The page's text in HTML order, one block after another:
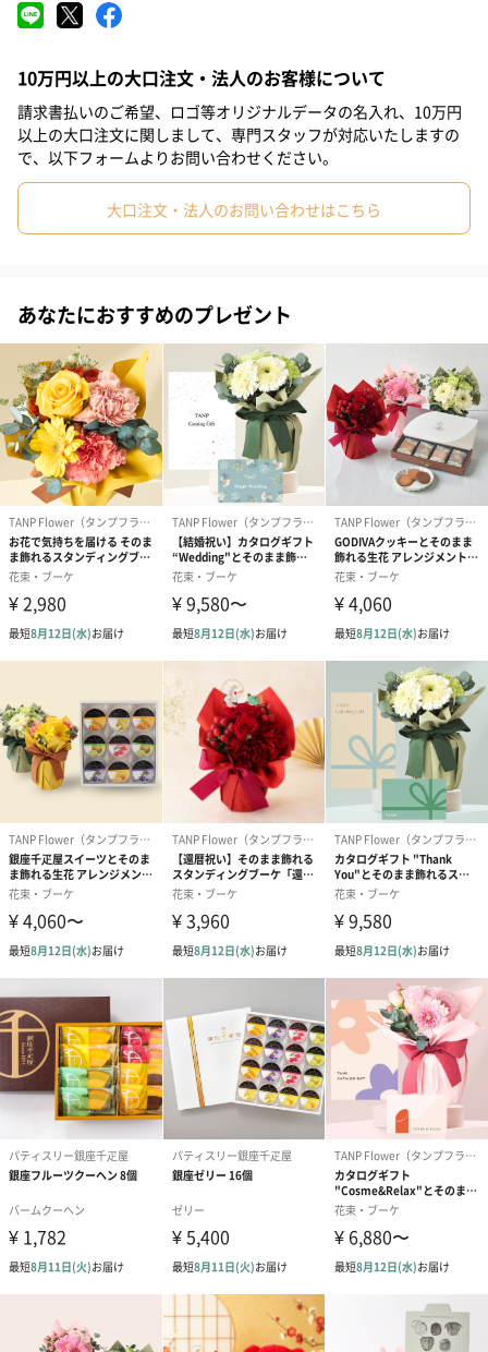
明るく華やかな雰囲気のスタンディングブーケと果物の味と美し
さを閉じ込めた銀座千疋屋のスイーツをセットにしました。
・スタンディングブーケ「Anniversary」 ×1
そのまま飾れるスタンディングブーケ「Anniversary」
淡いピンクのガーベラや上品なアプリコットのバラ、イエローの
パスタガーベラなど、心躍るカラーから選べる華やかなフラワー
ギフトです。
アクセントに添えたブルースターやアフリカンバジル、繊細に広
がるスモークグラスが、全体の立体感とナチュラルな美しさを引
き立てています。お花に合わせたカラーのラッピングに、シック
なリボンを添えてモダンな印象に仕上げました。
お部屋に飾るだけでパッと空間が明るくなる、大切な方への贈り
物にぴったりのひと品です。
※商品画像はイメージサンプルです。
※生花の種類は季節によって一部変更になる場合がございます。
※「Happy Birthday」等のピックは有料オプションです。
選べる2種のカラー
基本となる、スタンディングブーケのカラーをお選びいただけま
す。
生花の種類は季節によって一部変更になる場合がございますこ
と、あらかじめご了承くださいませ。
※商品画像はイメージサンプルです。
Yellow Blue
#サプライズ
#ホワイトデー #敬老の日 #入学祝い #就職祝い
#引っ越し祝い #自分へのご褒美 #退職祝い #部下男性
#弟 #妹 #姉 #息子 #娘
#部下女性 #義父 #義母 #取引先男性
#女友達 #男友達 #男性 #女性
#彼女 #祖母 #祖父 #上司女性 #上司男性
#同僚男性 #男子大学生 #20代前半 #20代後半 #30代
#40代 #50代 #60代 #70代 #80代 #90代
10万円以上の大口注文・法人のお客様について
請求書払いのご希望、ロゴ等オリジナルデータの名入れ、10万円
以上の大口注文に関しまして、専門スタッフが対応いたしますの
で、以下フォームよりお問い合わせください。
大口注文・法人のお問い合わせはこちら
あなたにおすすめのプレゼント